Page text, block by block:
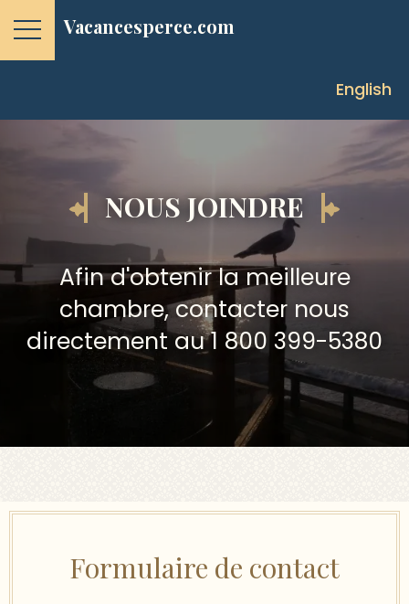
Vacancesperce.com
English
NOUS JOINDRE
Afin d'obtenir la meilleure
chambre, contacter nous
directement au1 800 399-5380
Formulaire de contact